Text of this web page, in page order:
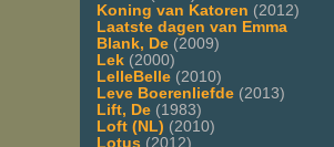
Koning van Katoren (2012)
Laatste dagen van Emma
Blank, De (2009)
Lek (2000)
LelleBelle (2010)
Leve Boerenliefde (2013)
Lift, De (1983)
Loft (NL) (2010)
Lotus (2012)